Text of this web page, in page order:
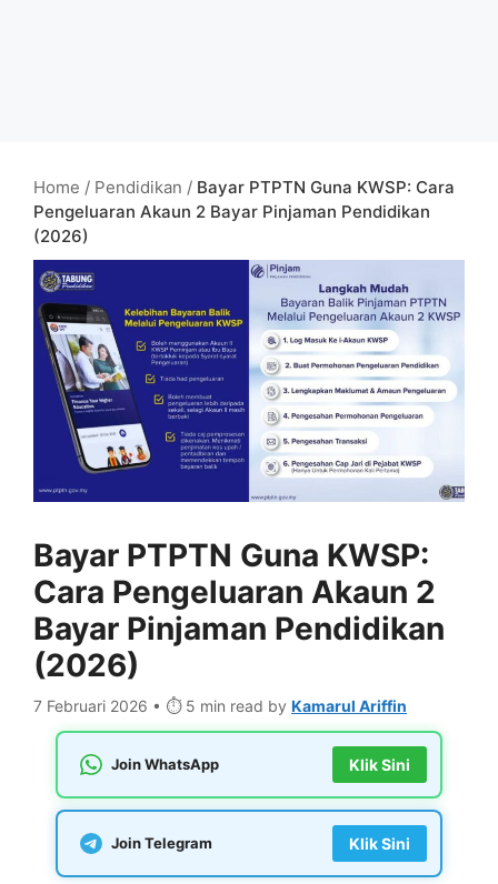
Home / Pendidikan / Bayar PTPTN Guna KWSP: Cara
Pengeluaran Akaun 2 Bayar Pinjaman Pendidikan
(2026)
Bayar PTPTN Guna KWSP:
Cara Pengeluaran Akaun 2
Bayar Pinjaman Pendidikan
(2026)
7 Februari 2026 • ⏱️ 5 min read by Kamarul Ariffin
Join WhatsApp Klik Sini
Join Telegram Klik Sini